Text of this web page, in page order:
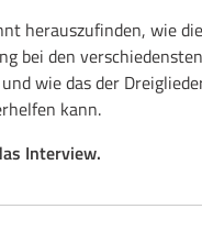
herauszufinden, wie
bei den
wie das der
kann.
Interview.